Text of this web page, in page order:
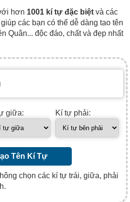
hơn 1001 kí tự đặc biệt và các
giúp các bạn có thể dễ dàng tạo tên
Quân... độc đáo, chất và đẹp nhất
giữa: Kí tự phải:
Tên Kí Tự
chọn các kí tự trái, giữa, phải